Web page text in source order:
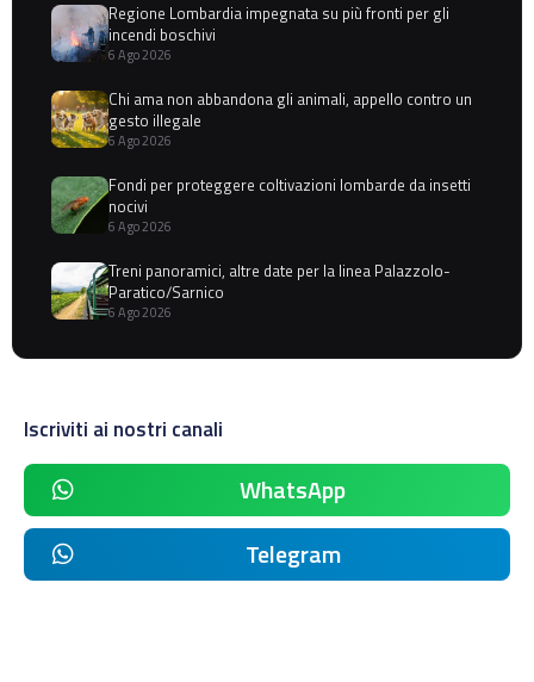
Regione Lombardia impegnata su più fronti per gli
incendi boschivi
6 Ago 2026
Chi ama non abbandona gli animali, appello contro un
gesto illegale
6 Ago 2026
Fondi per proteggere coltivazioni lombarde da insetti
nocivi
6 Ago 2026
Treni panoramici, altre date per la linea Palazzolo-
Paratico/Sarnico
6 Ago 2026
Iscriviti ai nostri canali
WhatsApp
Telegram